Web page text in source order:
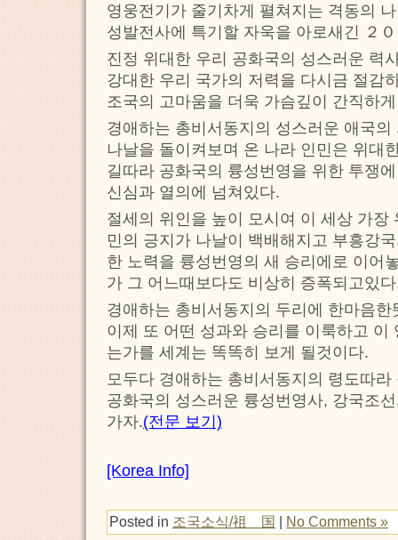
영웅전기가 줄기차게 펼쳐지는 격동의
성발전사에 특기할 자욱을 아로새긴 ２
진정 위대한 우리 공화국의 성스러운 력
강대한 우리 국가의 저력을 다시금 절감
조국의 고마움을 더욱 가슴깊이 간직하
경애하는 총비서동지의 성스러운 애국
나날을 돌이켜보며 온 나라 인민은 위대
길따라 공화국의 륭성번영을 위한 투쟁
신심과 열의에 넘쳐있다.
절세의 위인을 높이 모시여 이 세상 가장
민의 긍지가 나날이 백배해지고 부흥강
한 노력을 륭성번영의 새 승리에로 이어
가 그 어느때보다도 비상히 증폭되고있
경애하는 총비서동지의 두리에 한마음
이제 또 어떤 성과와 승리를 이룩하고 이
는가를 세계는 똑똑히 보게 될것이다.
모두다 경애하는 총비서동지의 령도따
공화국의 성스러운 륭성번영사, 강국조
가자.(전문 보기)
[Korea Info]
Posted in 조국소식/祖 国 | No Comments »